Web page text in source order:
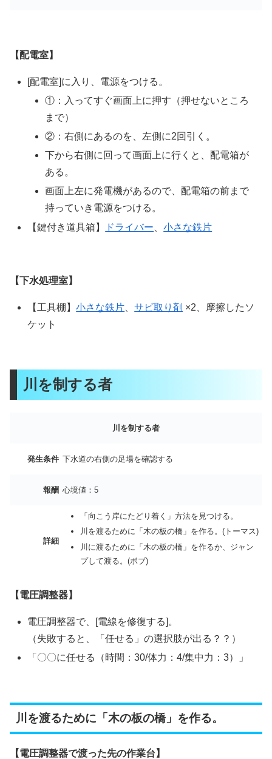
【配電室】
[配電室]に入り、電源をつける。
①：入ってすぐ画面上に押す（押せないところ
まで）
②：右側にあるのを、左側に2回引く。
下から右側に回って画面上に行くと、配電箱が
ある。
画面上左に発電機があるので、配電箱の前まで
持っていき電源をつける。
【鍵付き道具箱】
ドライバー 、小さな鉄片
【下水処理室】
【工具棚】小さな鉄片 、サビ取り剤 ×2、摩擦したソ
ケット
川を制する者
川を制する者
発生条件 下水道の右側の足場を確認する
報酬 心境値：5
詳細
「向こう岸にたどり着く」方法を見つける。
川を渡るために「木の板の橋」を作る。(トーマス)
川に渡るために「木の板の橋」を作るか、ジャン
プして渡る。(ボブ)
【電圧調整器】
電圧調整器で、[電線を修復する]。
（失敗すると、「任せる」の選択肢が出る？？）
「〇〇に任せる（時間：30/体力：4/集中力：3）」
川を渡るために「木の板の橋」を作る。
【電圧調整器で渡った先の作業台】